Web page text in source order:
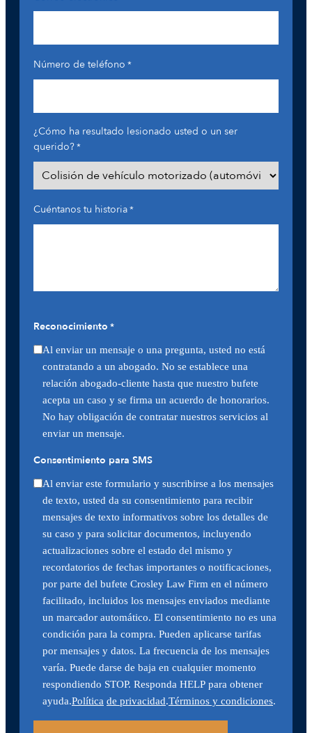
Número de teléfono *
¿Cómo ha resultado lesionado usted o un ser
querido?*
Cuéntanos tu historia*
Reconocimiento *
Al enviar un mensaje o una pregunta, usted no está
contratando a un abogado. No se establece una
relación abogado-cliente hasta que nuestro bufete
acepta un caso y se firma un acuerdo de honorarios.
No hay obligación de contratar nuestros servicios al
enviar un mensaje.
Consentimiento para SMS
Al enviar este formulario y suscribirse a los mensajes
de texto, usted da su consentimiento para recibir
mensajes de texto informativos sobre los detalles de
su caso y para solicitar documentos, incluyendo
actualizaciones sobre el estado del mismo y
recordatorios de fechas importantes o notificaciones,
por parte del bufete Crosley Law Firm en el número
facilitado, incluidos los mensajes enviados mediante
un marcador automático. El consentimiento no es una
condición para la compra. Pueden aplicarse tarifas
por mensajes y datos. La frecuencia de los mensajes
varía. Puede darse de baja en cualquier momento
respondiendo STOP. Responda HELP para obtener
ayuda.Política de privacidad.Términos y condiciones.